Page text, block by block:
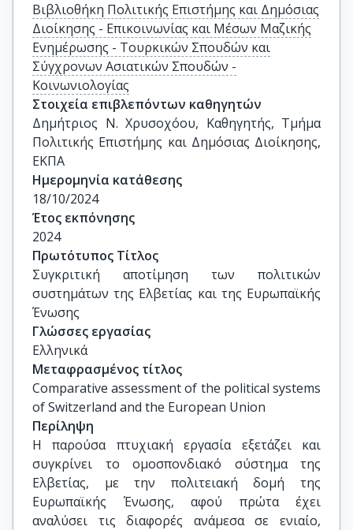
Βιβλιοθήκη Πολιτικής Επιστήμης και Δημόσιας
Διοίκησης - Επικοινωνίας και Μέσων Μαζικής
Ενημέρωσης - Τουρκικών Σπουδών και
Σύγχρονων Ασιατικών Σπουδών -
Κοινωνιολογίας
Στοιχεία επιβλεπόντων καθηγητών
Δημήτριος Ν. Χρυσοχόου, Καθηγητής, Τμήμα
Πολιτικής Επιστήμης και Δημόσιας Διοίκησης,
ΕΚΠΑ
Ημερομηνία κατάθεσης
18/10/2024
Έτος εκπόνησης
2024
Πρωτότυπος Τίτλος
Συγκριτική αποτίμηση των πολιτικών
συστημάτων της Ελβετίας και της Ευρωπαϊκής
Ένωσης
Γλώσσες εργασίας
Ελληνικά
Μεταφρασμένος τίτλος
Comparative assessment of the political systems
of Switzerland and the European Union
Περίληψη
Η παρούσα πτυχιακή εργασία εξετάζει και
συγκρίνει το ομοσπονδιακό σύστημα της
Ελβετίας, με την πολιτειακή δομή της
Ευρωπαϊκής Ένωσης, αφού πρώτα έχει
αναλύσει τις διαφορές ανάμεσα σε ενιαίο,